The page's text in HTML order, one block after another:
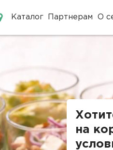
Каталог Партнерам О
на